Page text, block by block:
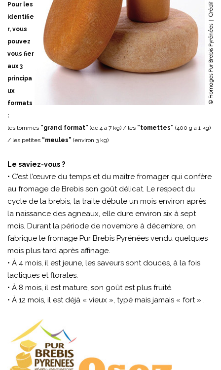
Pour les
identifie
r, vous
pouvez
vous fier
aux 3
principa
ux
formats
:
les tommes “grand format” (de 4 à 7 kg) / les “tomettes” (400 g à 1 kg)
/ les petites “meules” (environ 3 kg)
Le saviez-vous ?
• C’est l’œuvre du temps et du maître fromager qui confère
au fromage de Brebis son goût délicat. Le respect du
cycle de la brebis, la traite débute un mois environ après
la naissance des agneaux, elle dure environ six à sept
mois. Durant la période de novembre à décembre, on
fabrique le fromage Pur Brebis Pyrénées vendu quelques
mois plus tard après affinage.
• À 4 mois, il est jeune, les saveurs sont douces, à la fois
lactiques et florales.
• À 8 mois, il est mature, son goût est plus fruité.
• À 12 mois, il est déjà « vieux », typé mais jamais « fort » .